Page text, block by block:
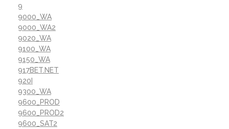
9
9000_WA
9000_WA2
9020_WA
9100_WA
9150_WA
917BET.NET
920I
9300_WA
9600_PROD
9600_PROD2
9600_SAT2